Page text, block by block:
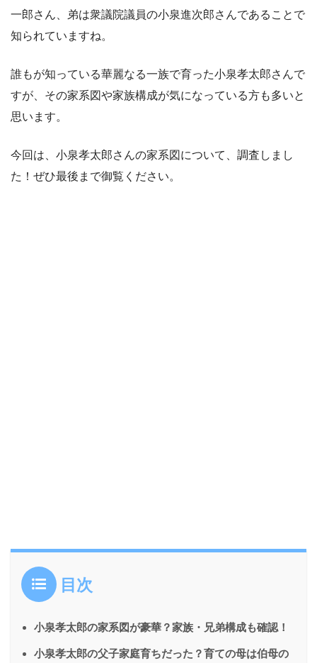
一郎さん、弟は衆議院議員の小泉進次郎さんであることで
知られていますね。
誰もが知っている華麗なる一族で育った小泉孝太郎さんで
すが、その家系図や家族構成が気になっている方も多いと
思います。
今回は、小泉孝太郎さんの家系図について、調査しまし
た！ぜひ最後まで御覧ください。
目次
小泉孝太郎の家系図が豪華？家族・兄弟構成も確認！
小泉孝太郎の父子家庭育ちだった？育ての母は伯母の